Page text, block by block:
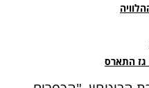
גז התארס